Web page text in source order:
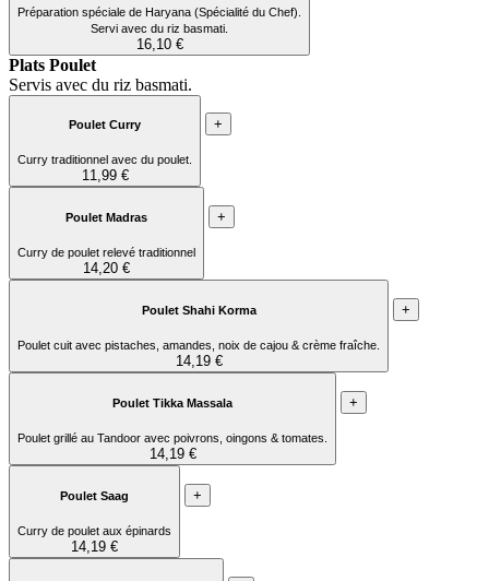
Préparation spéciale de Haryana (Spécialité du Chef).
Servi avec du riz basmati.
16,10 €
Plats Poulet
Servis avec du riz basmati.
Poulet Curry
Curry traditionnel avec du poulet.
11,99 €
+
Poulet Madras
Curry de poulet relevé traditionnel
14,20 €
+
Poulet Shahi Korma
Poulet cuit avec pistaches, amandes, noix de cajou & crème fraîche.
14,19 €
+
Poulet Tikka Massala
Poulet grillé au Tandoor avec poivrons, oingons & tomates.
14,19 €
+
Poulet Saag
Curry de poulet aux épinards
14,19 €
+